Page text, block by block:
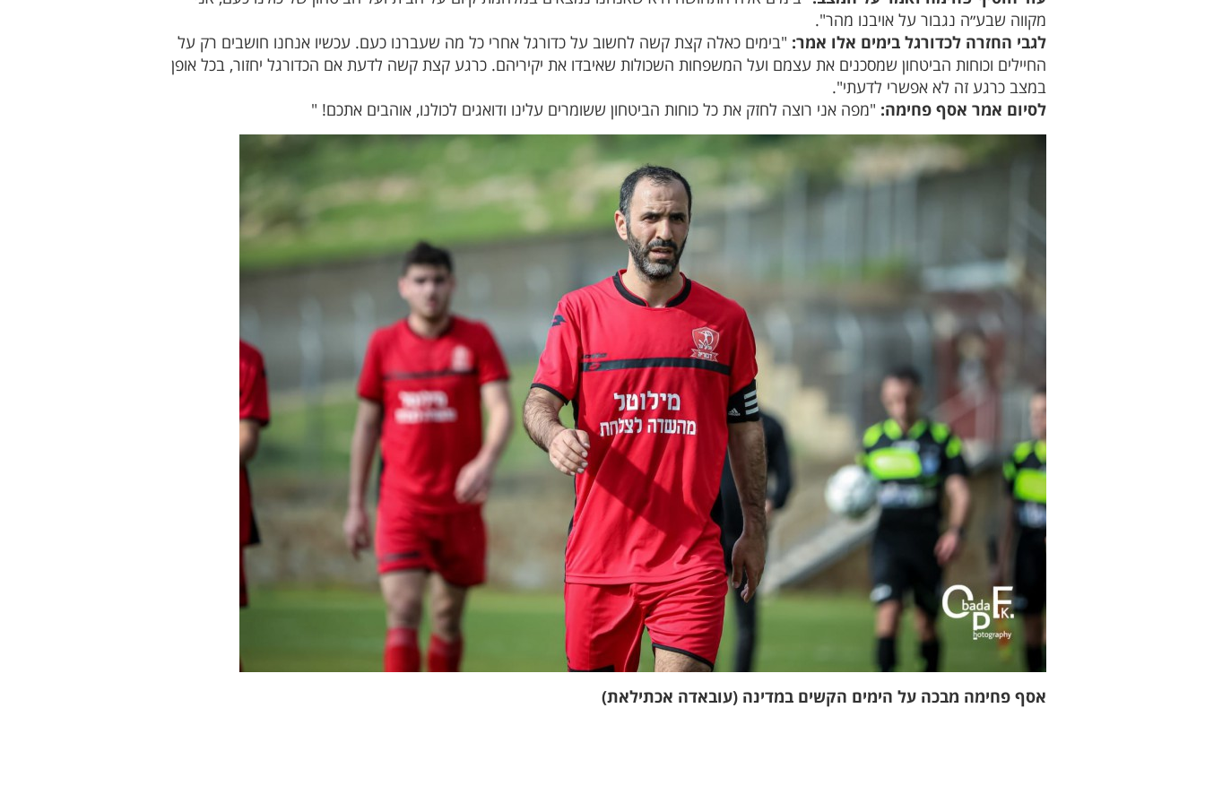
מקווה שבע״ה נגבור על אויבנו מהר".
לגבי החזרה לכדורגל בימים אלו אמר: "בימים כאלה קצת קשה לחשוב על כדורגל אחרי כל מה שעברנו כעם. עכשיו אנחנו חושבים רק על
החיילים וכוחות הביטחון שמסכנים את עצמם ועל המשפחות השכולות שאיבדו את יקיריהם. כרגע קצת קשה לדעת אם הכדורגל יחזור, בכל אופן
במצב כרגע זה לא אפשרי לדעתי".
לסיום אמר אסף פחימה: "מפה אני רוצה לחזק את כל כוחות הביטחון ששומרים עלינו ודואגים לכולנו, אוהבים אתכם! "
אסף פחימה מבכה על הימים הקשים במדינה (עובאדה אכתילאת)